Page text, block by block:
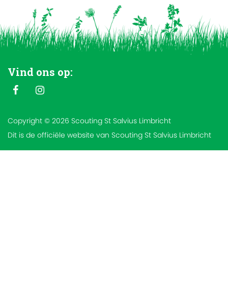
Vind ons op:
Copyright © 2026 Scouting St Salvius Limbricht
Dit is de officiële website van Scouting St Salvius Limbricht